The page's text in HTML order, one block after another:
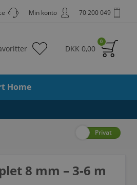
70 200 049
Min konto
0
DKK 0,00
Home
Privat
8 mm – 3-6 m